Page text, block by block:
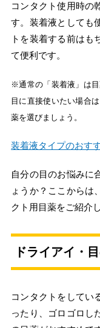
コンタクト使用時の
す。装着液としても
トを装着する前はも
て便利です。
※通常の「装着液」は
目に直接使いたい場合
薬を選びましょう。
装着液タイプのおす
自分の目のお悩みに
ょうか？ここからは
クト用目薬をご紹介
ドライアイ・
コンタクトをしてい
ったり、ゴロゴロし